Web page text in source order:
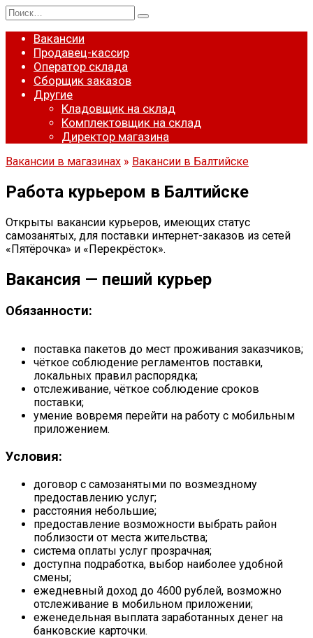
Перейти
к
содержанию
Search
for:
Вакансии
Продавец-кассир
Оператор склада
Сборщик заказов
Другие
Кладовщик на склад
Комплектовщик на склад
Директор магазина
Вакансии в магазинах » Вакансии в Балтийске
Работа курьером в Балтийске
Открыты вакансии курьеров, имеющих статус
самозанятых, для поставки интернет-заказов из сетей
«Пятёрочка» и «Перекрёсток».
Вакансия — пеший курьер
Обязанности:
поставка пакетов до мест проживания заказчиков;
чёткое соблюдение регламентов поставки,
локальных правил распорядка;
отслеживание, чёткое соблюдение сроков
поставки;
умение вовремя перейти на работу с мобильным
приложением.
Условия:
договор с самозанятыми по возмездному
предоставлению услуг;
расстояния небольшие;
предоставление возможности выбрать район
поблизости от места жительства;
система оплаты услуг прозрачная;
доступна подработка, выбор наиболее удобной
смены;
ежедневный доход до 4600 рублей, возможно
отслеживание в мобильном приложении;
еженедельная выплата заработанных денег на
банковские карточки.